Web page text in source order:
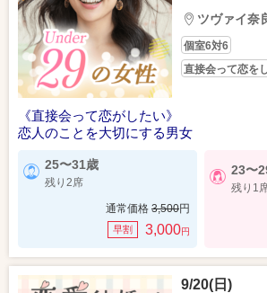
ツヴァイ奈
個室6対6
直接会って恋を
《直接会って恋がしたい》
恋人のことを大切にする男女
25〜31歳
残り2席
通常価格 3,500円
早割 3,000円
23〜
残り1
9/20(日)